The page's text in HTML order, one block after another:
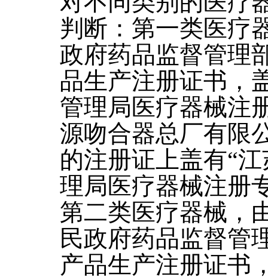
判断：第一类医疗
政府药品监督管理
品生产注册证书，
管理局医疗器械注
源吻合器总厂有限
的注册证上盖有“
理局医疗器械注册
第二类医疗器械，
民政府药品监督管
产品生产注册证书